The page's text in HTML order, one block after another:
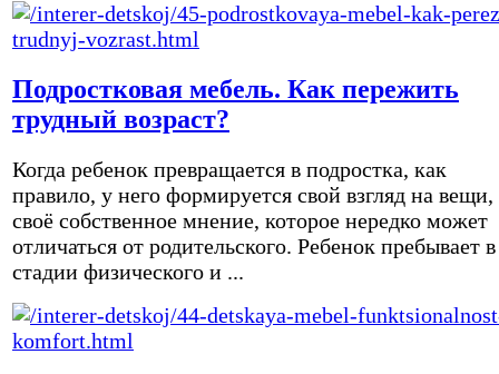
Подростковая мебель. Как пережить
трудный возраст?
Когда ребенок превращается в подростка, как
правило, у него формируется свой взгляд на вещи,
своё собственное мнение, которое нередко может
отличаться от родительского. Ребенок пребывает в
стадии физического и ...